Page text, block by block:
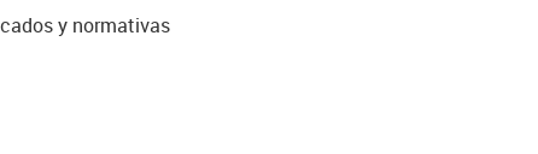
y normativas